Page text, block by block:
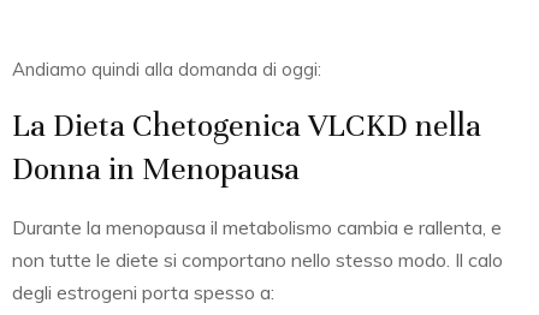
Andiamo quindi alla domanda di oggi:
La Dieta Chetogenica VLCKD nella
Donna in Menopausa
Durante la menopausa il metabolismo cambia e rallenta, e
non tutte le diete si comportano nello stesso modo. Il calo
degli estrogeni porta spesso a: